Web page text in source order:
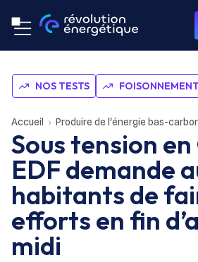
NOS TESTS
Accueil Produire de l'énergie bas-
Sous tension en
EDF demande
habitants de
efforts en fin
midi